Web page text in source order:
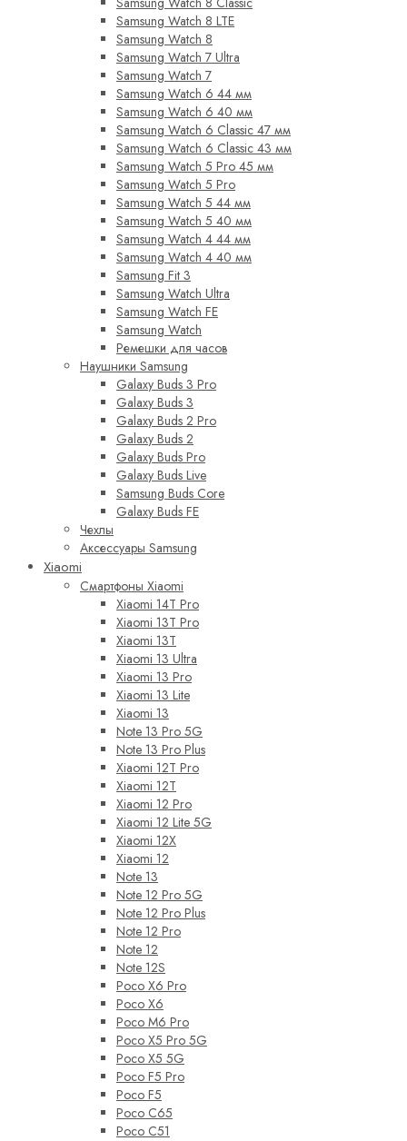
Samsung Watch 8 LTE
Samsung Watch 8
Samsung Watch 7 Ultra
Samsung Watch 7
Samsung Watch 6 44 мм
Samsung Watch 6 40 мм
Samsung Watch 6 Classic 47 мм
Samsung Watch 6 Classic 43 мм
Samsung Watch 5 Pro 45 мм
Samsung Watch 5 Pro
Samsung Watch 5 44 мм
Samsung Watch 5 40 мм
Samsung Watch 4 44 мм
Samsung Watch 4 40 мм
Samsung Fit 3
Samsung Watch Ultra
Samsung Watch FE
Samsung Watch
Ремешки для часов
Наушники Samsung
Galaxy Buds 3 Pro
Galaxy Buds 3
Galaxy Buds 2 Pro
Galaxy Buds 2
Galaxy Buds Pro
Galaxy Buds Live
Samsung Buds Core
Galaxy Buds FE
Чехлы
Аксессуары Samsung
Xiaomi
Смартфоны Xiaomi
Xiaomi 14T Pro
Xiaomi 13T Pro
Xiaomi 13T
Xiaomi 13 Ultra
Xiaomi 13 Pro
Xiaomi 13 Lite
Xiaomi 13
Note 13 Pro 5G
Note 13 Pro Plus
Xiaomi 12T Pro
Xiaomi 12T
Xiaomi 12 Pro
Xiaomi 12 Lite 5G
Xiaomi 12X
Xiaomi 12
Note 13
Note 12 Pro 5G
Note 12 Pro Plus
Note 12 Pro
Note 12
Note 12S
Poco X6 Pro
Poco X6
Poco M6 Pro
Poco X5 Pro 5G
Poco X5 5G
Poco F5 Pro
Poco F5
Poco C65
Poco C51